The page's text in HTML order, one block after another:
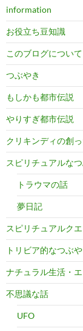
information
お役立ち豆知識
このブログについて
つぶやき
もしかも都市伝説
やりすぎ都市伝説
クリキンディの創
スピリチュアルな
トラウマの話
夢日記
スピリチュアルクエ
トリビア的なつぶや
ナチュラル生活・
不思議な話
UFO